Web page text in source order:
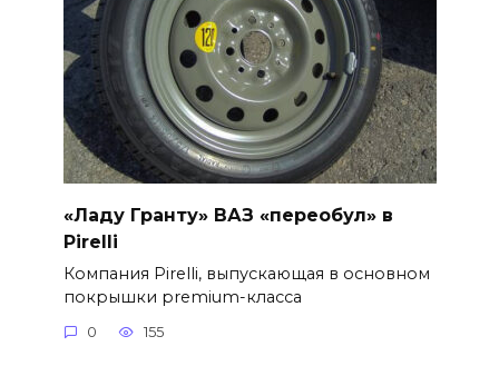
«Ладу Гранту» ВАЗ «переобул» в
Pirelli
Компания Pirelli, выпускающая в основном
покрышки premium-класса
0 155